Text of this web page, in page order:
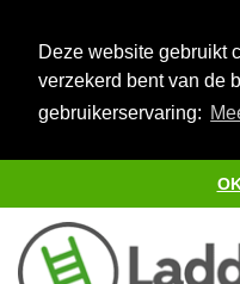
Deze website gebruikt
verzekerd bent van de
gebruikerservaring: